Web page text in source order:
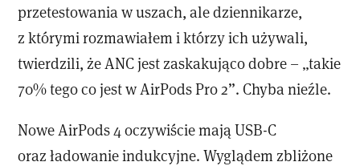
przetestowania w uszach, ale dziennikarze,
z którymi rozmawiałem i którzy ich używali,
twierdzili, że ANC jest zaskakująco dobre – „takie
70% tego co jest w AirPods Pro 2”. Chyba nieźle.
Nowe AirPods 4 oczywiście mają USB-C
oraz ładowanie indukcyjne. Wyglądem zbliżone